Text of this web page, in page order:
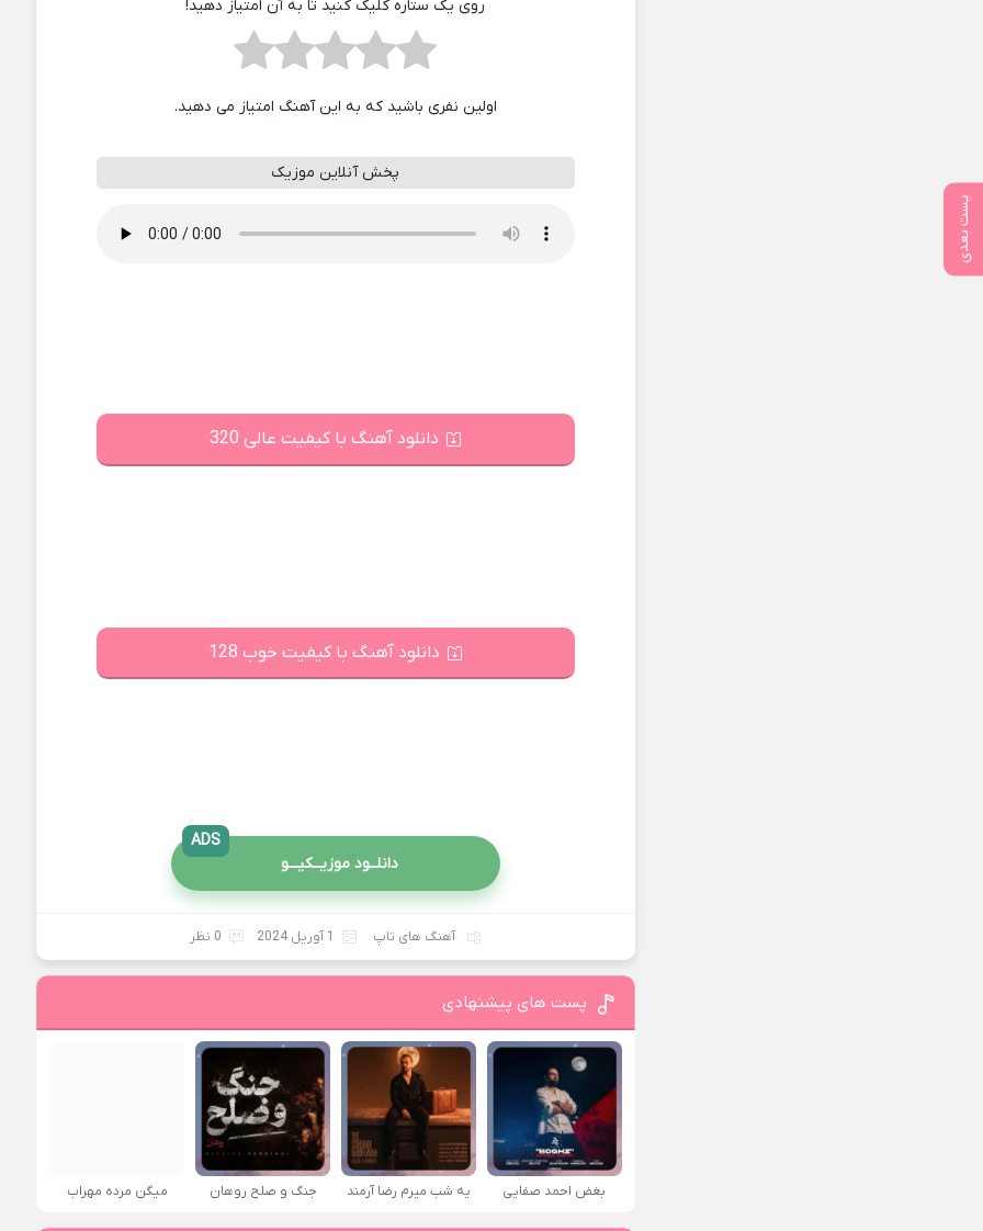
پست بعدی
روی یک ستاره کلیک کنید تا به آن امتیاز دهید!
اولین نفری باشید که به این آهنگ امتیاز می دهید.
پخش آنلاین موزیک
دانلود آهنگ با کیفیت عالی 320
دانلود آهنگ با کیفیت خوب 128
دانلــود موزیــکیـــو
ADS
آهنگ های تاپ 1 آوریل 2024 0 نظر
پست های پیشنهادی
بغض احمد صفایی یه شب میرم رضا آرمند جنگ و صلح روهان میگن مرده مهراب